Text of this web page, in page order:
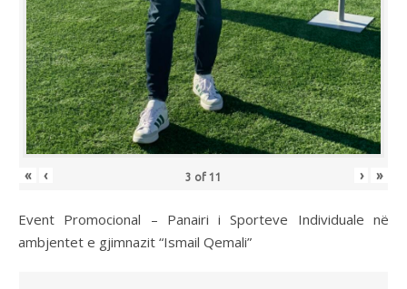
« ‹ 3 of 11 › »
Event Promocional – Panairi i Sporteve Individuale në
ambjentet e gjimnazit “Ismail Qemali”